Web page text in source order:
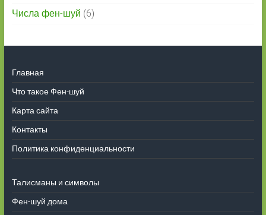
Числа фен-шуй (6)
Главная
Что такое Фен-шуй
Карта сайта
Контакты
Политика конфиденциальности
Талисманы и символы
Фен-шуй дома